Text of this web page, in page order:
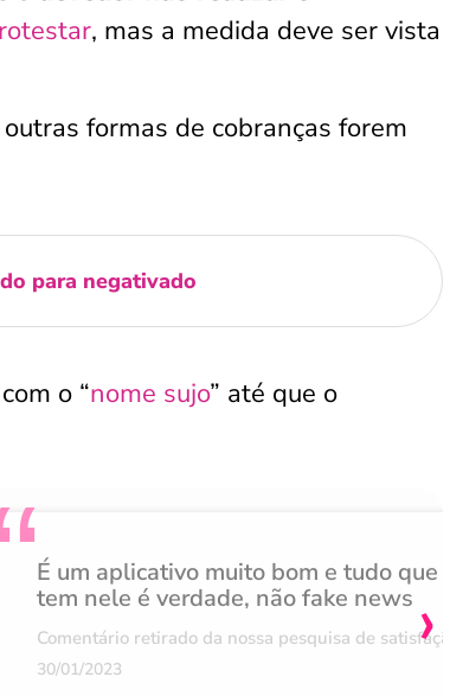
, mas a medida deve ser vista
formas de cobranças forem
para negativado
o “nome sujo” até que o
É um aplicativo muito bom e tudo que
tem nele é verdade, não fake news
Comentário retirado da nossa pesquisa de satisfação
30/01/2023 ›